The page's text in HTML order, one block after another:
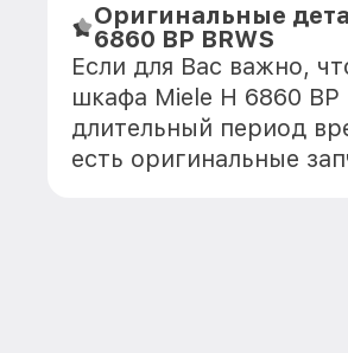
Оригинальные
6860 BP BRWS
Если для Вас важно,
шкафа Miele H 6860 BP
длительный период
есть оригинальные